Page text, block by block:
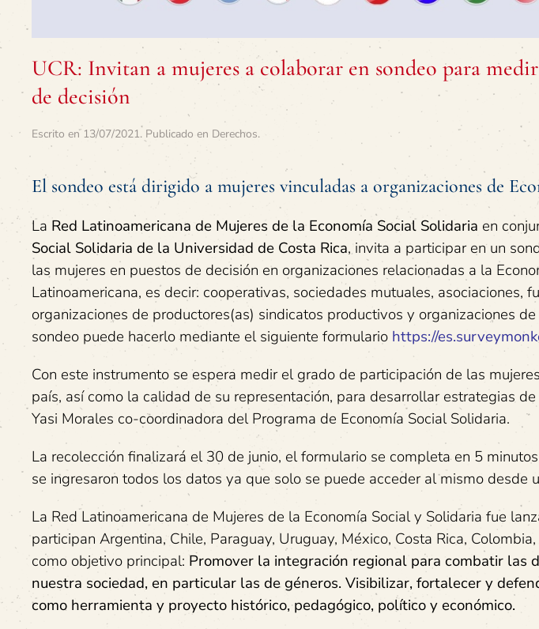
UCR: Invitan a mujeres a colaborar en sondeo para
de decisión
Escrito en13/07/2021. Publicado en Derechos.
El sondeo está dirigido a mujeres vinculadas a organizaciones de
La Red Latinoamericana de Mujeres de la Economía Social Solidaria en
Social Solidaria de la Universidad de Costa Rica, invita a participar en un
las mujeres en puestos de decisión en organizaciones relacionadas a la
Latinoamericana, es decir: cooperativas, sociedades mutuales, asociaciones,
organizaciones de productores(as) sindicatos productivos y organizaciones
sondeo puede hacerlo mediante el siguiente formulario https://
Con este instrumento se espera medir el grado de participación de las
país, así como la calidad de su representación, para desarrollar estrategias
Yasi Morales co-coordinadora del Programa de Economía Social Solidaria.
La recolección finalizará el 30 de junio, el formulario se completa en 5
se ingresaron todos los datos ya que solo se puede acceder al mismo desde
La Red Latinoamericana de Mujeres de la Economía Social y Solidaria fue
participan Argentina, Chile, Paraguay, Uruguay, México, Costa Rica,
como objetivo principal: Promover la integración regional para combatir las
nuestra sociedad, en particular las de géneros. Visibilizar, fortalecer y
como herramienta y proyecto histórico, pedagógico, político y económico.